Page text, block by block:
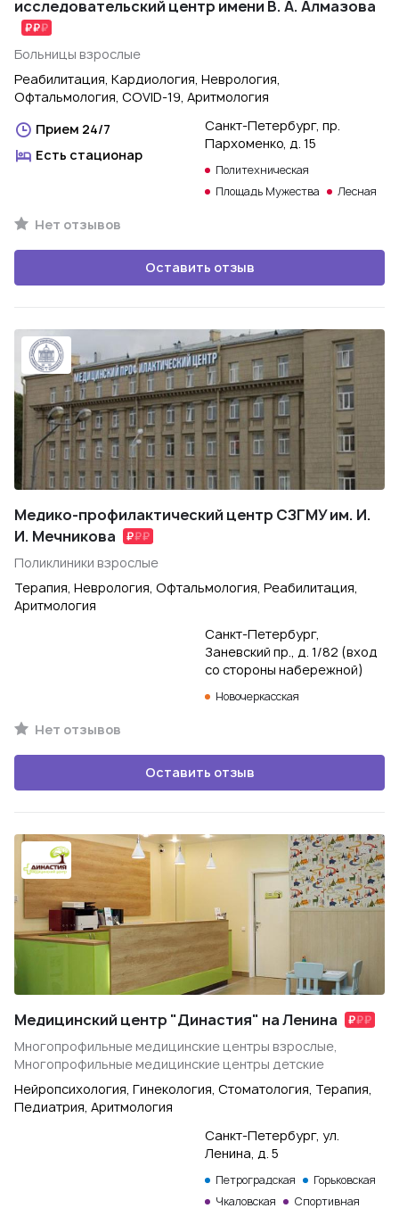
исследовательский центр имени В. А. Алмазова
Больницы взрослые
Реабилитация, Кардиология, Неврология,
Офтальмология, COVID-19, Аритмология
Прием 24/7
Есть стационар
Санкт-Петербург, пр.
Пархоменко, д. 15
Политехническая
Площадь Мужества
Лесная
Нет отзывов
Оставить отзыв
Медико-профилактический центр СЗГМУ им. И.
И. Мечникова
Поликлиники взрослые
Терапия, Неврология, Офтальмология, Реабилитация,
Аритмология
Санкт-Петербург,
Заневский пр., д. 1/82 (вход
со стороны набережной)
Новочеркасская
Нет отзывов
Оставить отзыв
Медицинский центр "Династия" на Ленина
Многопрофильные медицинские центры взрослые,
Многопрофильные медицинские центры детские
Нейропсихология, Гинекология, Стоматология, Терапия,
Педиатрия, Аритмология
Санкт-Петербург, ул.
Ленина, д. 5
Петроградская
Горьковская
Чкаловская
Спортивная